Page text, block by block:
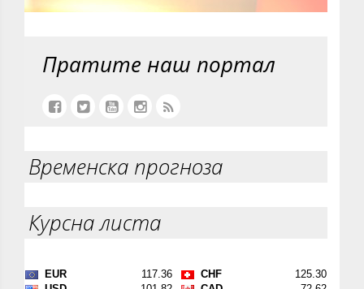
Пратите наш портал
Временска прогноза
Курсна листа